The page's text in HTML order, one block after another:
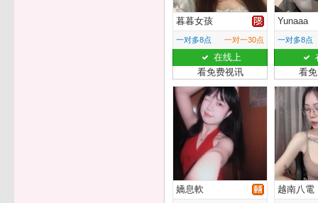
暮暮女孩
一对多8点 一对一30点
在线上
看免费视讯
Yunaaa
一对多8点
看
嬌息軟 越南八電